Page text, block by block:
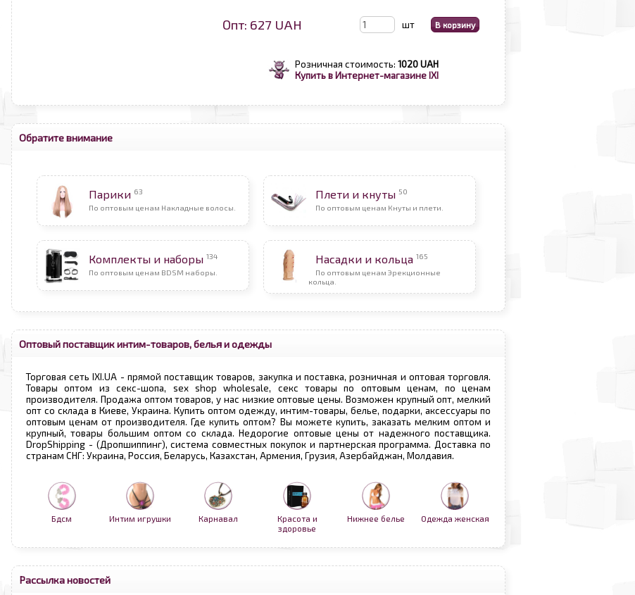
Опт: 627 UAH шт
Розничная стоимость: 1020 UAH
Купить в Интернет-магазине IXI
Обратите внимание
Парики 63
По оптовым ценам Накладные волосы.
Плети и кнуты 50
По оптовым ценам Кнуты и плети.
Комплекты и наборы 134
По оптовым ценам BDSM наборы.
Насадки и кольца 165
По оптовым ценам Эрекционные
кольца.
Оптовый поставщик интим-товаров, белья и одежды
Торговая сеть IXI.UA - прямой поставщик товаров, закупка и поставка, розничная и оптовая торговля.
Товары оптом из секс-шопа, sex shop wholesale, секс товары по оптовым ценам, по ценам
производителя. Продажа оптом товаров, у нас низкие оптовые цены. Возможен крупный опт, мелкий
опт со склада в Киеве, Украина. Купить оптом одежду, интим-товары, белье, подарки, аксессуары по
оптовым ценам от производителя. Где купить оптом? Вы можете купить, заказать мелким оптом и
крупный, товары большим оптом со склада. Недорогие оптовые цены от надежного поставщика.
DropShipping - (Дропшиппинг), система совместных покупок и партнерская программа. Доставка по
странам СНГ: Украина, Россия, Беларусь, Казахстан, Армения, Грузия, Азербайджан, Молдавия.
Бдсм Интим игрушки Карнавал
Красота и
здоровье
Нижнее белье Одежда женская
Рассылка новостей